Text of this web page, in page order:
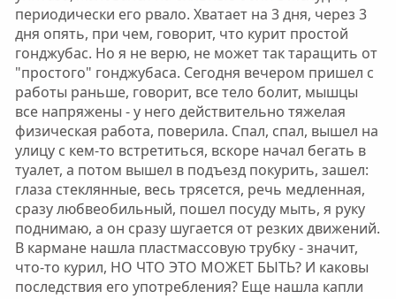
периодически его рвало. Хватает на 3 дня, через 3
дня опять, при чем, говорит, что курит простой
гонджубас. Но я не верю, не может так таращить от
"простого" гонджубаса. Сегодня вечером пришел с
работы раньше, говорит, все тело болит, мышцы
все напряжены - у него действительно тяжелая
физическая работа, поверила. Спал, спал, вышел на
улицу с кем-то встретиться, вскоре начал бегать в
туалет, а потом вышел в подъезд покурить, зашел:
глаза стеклянные, весь трясется, речь медленная,
сразу любвеобильный, пошел посуду мыть, я руку
поднимаю, а он сразу шугается от резких движений.
В кармане нашла пластмассовую трубку - значит,
что-то курил, НО ЧТО ЭТО МОЖЕТ БЫТЬ? И каковы
последствия его употребления? Еще нашла капли